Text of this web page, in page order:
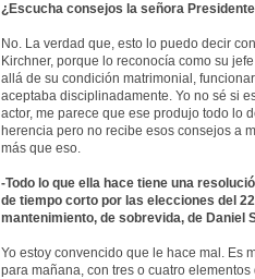
¿Escucha consejos la señora
No. La verdad que, esto lo puedo decir
Kirchner, porque lo reconocía como su
allá de su condición matrimonial,
aceptaba disciplinadamente. Yo no sé si
actor, me parece que ese produjo todo lo
herencia pero no recibe esos consejos a
más que eso.
-Todo lo que ella hace tiene una
de tiempo corto por las elecciones del
mantenimiento, de sobrevida, de Daniel
Yo estoy convencido que le hace mal. Es
para mañana, con tres o cuatro